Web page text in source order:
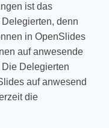
ist das
Delegierten, denn
in OpenSlides
auf anwesende
Delegierten
auf anwesend
die